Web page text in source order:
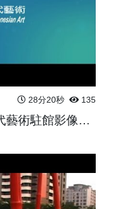
28分20秒 135
2006-2012高美館南島當代藝術駐館影像精華剪輯